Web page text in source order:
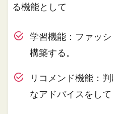
る機能として
学習機能：ファッ
構築する。
リコメンド機能：
なアドバイスをして